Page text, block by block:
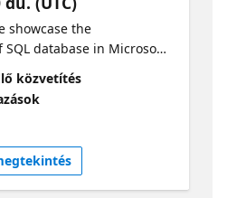
showcase the
database in Microsoft
and SQL's new
You will learn
and connect your
Fabric to OpenAI
in vector support. Live
in two time zones.
an earlier session, visit
közvetítés